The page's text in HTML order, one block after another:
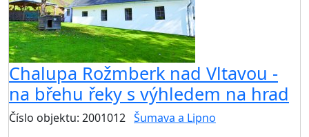
Chalupa Rožmberk nad Vltavou -
na břehu řeky s výhledem na hrad
Číslo objektu: 2001012 Šumava a Lipno